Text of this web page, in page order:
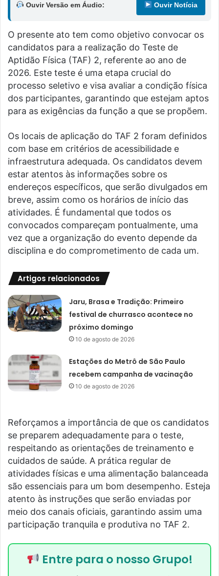
Ouvir Versão em Áudio: Ouvir Notícia
O presente ato tem como objetivo convocar os
candidatos para a realização do Teste de
Aptidão Física (TAF) 2, referente ao ano de
2026. Este teste é uma etapa crucial do
processo seletivo e visa avaliar a condição física
dos participantes, garantindo que estejam aptos
para as exigências da função a que se propõem.
Os locais de aplicação do TAF 2 foram definidos
com base em critérios de acessibilidade e
infraestrutura adequada. Os candidatos devem
estar atentos às informações sobre os
endereços específicos, que serão divulgados em
breve, assim como os horários de início das
atividades. É fundamental que todos os
convocados compareçam pontualmente, uma
vez que a organização do evento depende da
disciplina e do comprometimento de cada um.
Artigos relacionados
Jaru, Brasa e Tradição: Primeiro
festival de churrasco acontece no
próximo domingo
10 de agosto de 2026
Estações do Metrô de São Paulo
recebem campanha de vacinação
10 de agosto de 2026
Reforçamos a importância de que os candidatos
se preparem adequadamente para o teste,
respeitando as orientações de treinamento e
cuidados de saúde. A prática regular de
atividades físicas e uma alimentação balanceada
são essenciais para um bom desempenho. Esteja
atento às instruções que serão enviadas por
meio dos canais oficiais, garantindo assim uma
participação tranquila e produtiva no TAF 2.
Entre para o nosso Grupo!